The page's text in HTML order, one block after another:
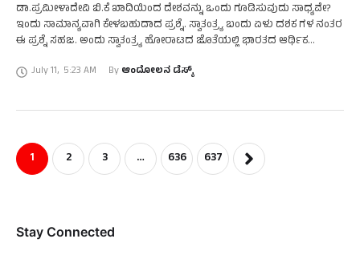
ಡಾ.ಪ್ರಮೀಳಾದೇವಿ ಬಿ.ಕೆ ಖಾದಿಯಿಂದ ದೇಶವನ್ನು ಒಂದು ಗೂಡಿಸುವುದು ಸಾಧ್ಯವೇ?
ಇಂದು ಸಾಮಾನ್ಯವಾಗಿ ಕೇಳಬಹುದಾದ ಪ್ರಶ್ನೆ. ಸ್ವಾತಂತ್ರ್ಯ ಬಂದು ಏಳು ದಶಕ ಗಳ ನಂತರ
ಈ ಪ್ರಶ್ನೆ ಸಹಜ. ಅಂದು ಸ್ವಾತಂತ್ರ್ಯ ಹೋರಾಟದ ಜೊತೆಯಲ್ಲಿ ಭಾರತದ ಆರ್ಥಿಕ
July 11, 5:23 AM By ಆಂದೋಲನ ಡೆಸ್ಕ್
1 2 3 … 636 637
Stay Connected​